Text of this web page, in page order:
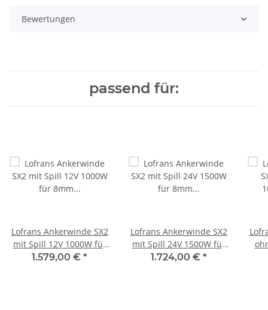
Bewertungen
passend für:
Lofrans Ankerwinde SX2
mit Spill 12V 1000W für
8mm Kette 636283
1.579,00 € *
Lofrans Ankerwinde SX2
mit Spill 24V 1500W für
8mm Kette 636285
1.724,00 € *